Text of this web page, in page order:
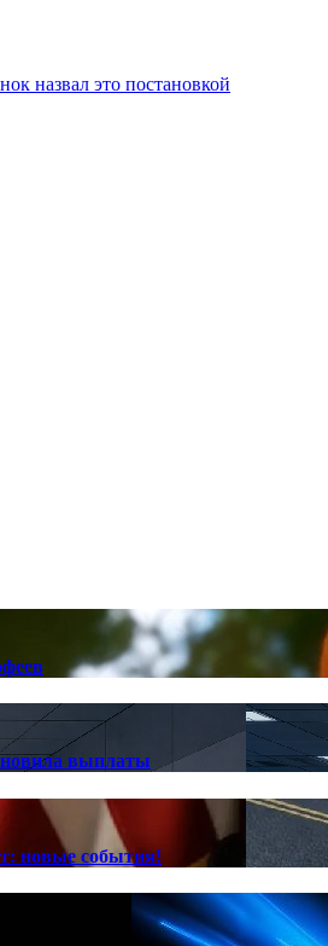
назвал это постановкой
выплаты
новые события!